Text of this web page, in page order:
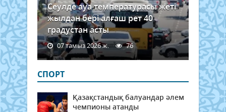
Сеулде ауа температурасы жеті
жылдан бері алғаш рет 40
градустан асты
07 тамыз 2026 ж. 76
СПОРТ
Қазақстандық балуандар әлем
чемпионы атанды